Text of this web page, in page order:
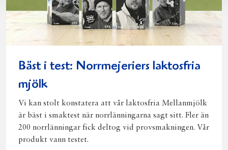
Bäst i test: Norrmejeriers laktosfria
mjölk
Vi kan stolt konstatera att vår laktosfria Mellanmjölk
är bäst i smaktest när norrlänningarna sagt sitt. Fler än
200 norrlänningar fick deltog vid provsmakningen. Vår
produkt vann testet.